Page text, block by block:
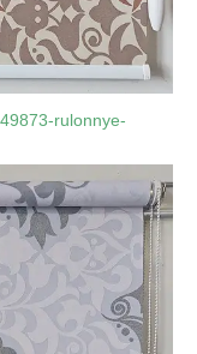
rulonnye-